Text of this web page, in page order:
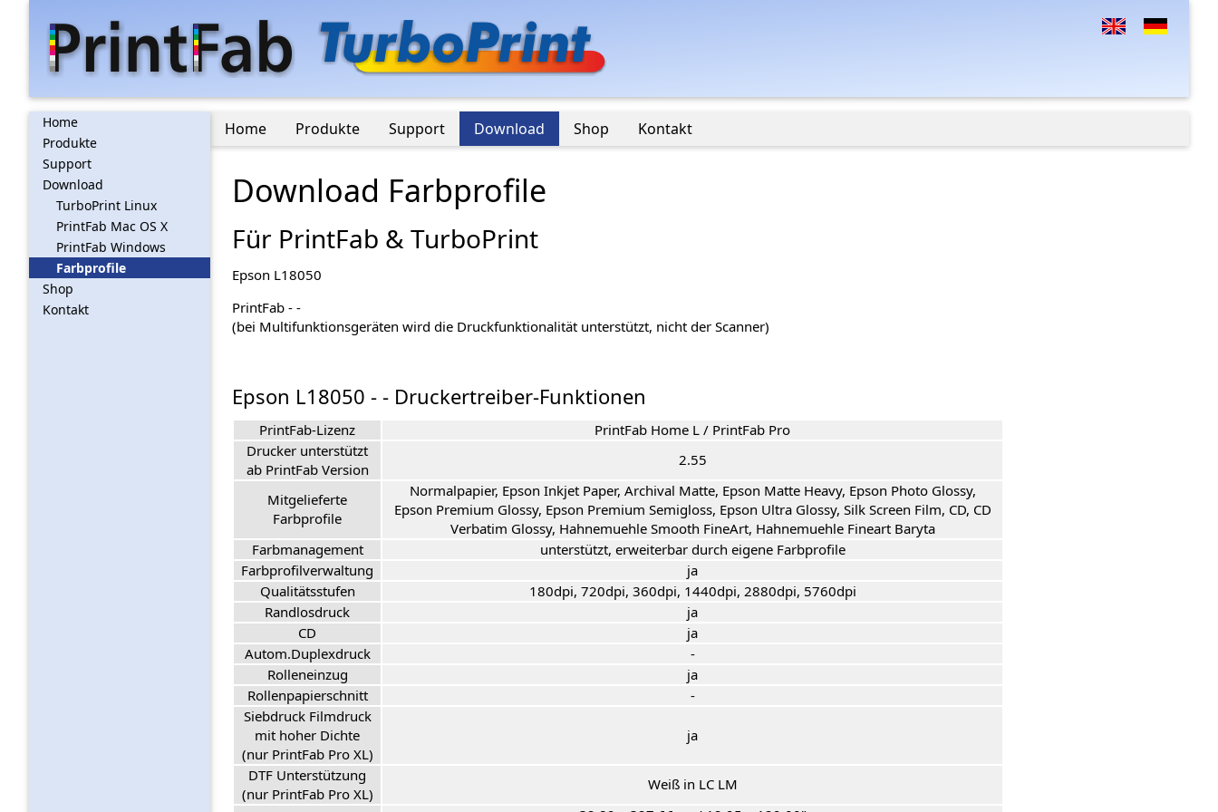
Home
Produkte
Support
Download
TurboPrint Linux
PrintFab Mac OS X
PrintFab Windows
Farbprofile
Shop
Kontakt
Home Produkte Support Download Shop Kontakt
Download Farbprofile
Für PrintFab & TurboPrint
Epson L18050
PrintFab - -
(bei Multifunktionsgeräten wird die Druckfunktionalität unterstützt, nicht der Scanner)
Epson L18050 - - Druckertreiber-Funktionen
PrintFab-Lizenz
PrintFab Home L / PrintFab Pro
Drucker unterstützt
ab PrintFab Version
2.55
Mitgelieferte
Farbprofile
Normalpapier, Epson Inkjet Paper, Archival Matte, Epson Matte Heavy, Epson Photo Glossy,
Epson Premium Glossy, Epson Premium Semigloss, Epson Ultra Glossy, Silk Screen Film, CD, CD
Verbatim Glossy, Hahnemuehle Smooth FineArt, Hahnemuehle Fineart Baryta
Farbmanagement
unterstützt, erweiterbar durch eigene Farbprofile
Farbprofilverwaltung
ja
Qualitätsstufen
180dpi, 720dpi, 360dpi, 1440dpi, 2880dpi, 5760dpi
Randlosdruck
ja
CD
ja
Autom.Duplexdruck
-
Rolleneinzug
ja
Rollenpapierschnitt
-
Siebdruck Filmdruck
mit hoher Dichte
(nur PrintFab Pro XL)
ja
DTF Unterstützung
(nur PrintFab Pro XL)
Weiß in LC LM